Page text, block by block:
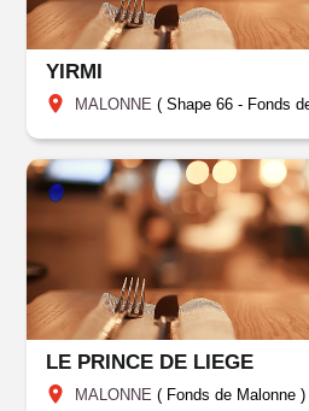
YIRMI
MALONNE (Shape 66 - Fonds
LE PRINCE DE LIEGE
MALONNE ( Fonds de Malonne )